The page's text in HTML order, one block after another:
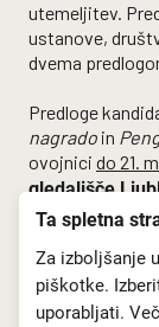
Ta spletna
Za izboljšanje
piškotke.
uporabljati.
utemeljitev.
ustanove,
dvema
Predloge
nagrado in
ovojnici do 21.
gledališče
1000
Komisija za
nagradein